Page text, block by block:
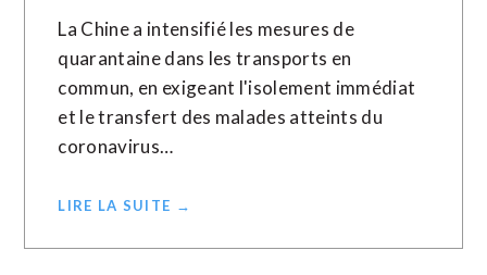
La Chine a intensifié les mesures de
quarantaine dans les transports en
commun, en exigeant l'isolement immédiat
et le transfert des malades atteints du
coronavirus…
LIRE LA SUITE →